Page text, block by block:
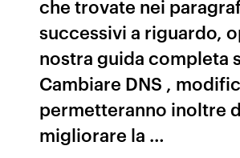
che trovate nei
successivi a riguardo,
nostra guida completa
Cambiare DNS ,
permetteranno inoltre
migliorare la …